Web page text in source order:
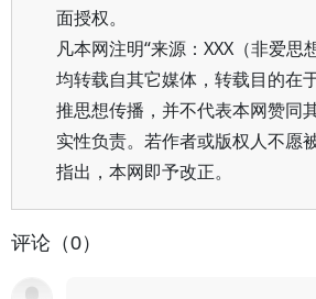
面授权。
凡本网注明“来源：XXX（非爱思
均转载自其它媒体，转载目的在
推思想传播，并不代表本网赞同
实性负责。若作者或版权人不愿
指出，本网即予改正。
评论（0）